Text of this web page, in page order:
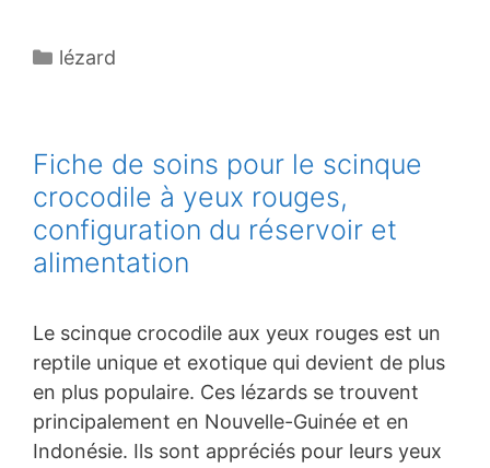
Catégories
lézard
Fiche de soins pour le scinque
crocodile à yeux rouges,
configuration du réservoir et
alimentation
Le scinque crocodile aux yeux rouges est un
reptile unique et exotique qui devient de plus
en plus populaire. Ces lézards se trouvent
principalement en Nouvelle-Guinée et en
Indonésie. Ils sont appréciés pour leurs yeux